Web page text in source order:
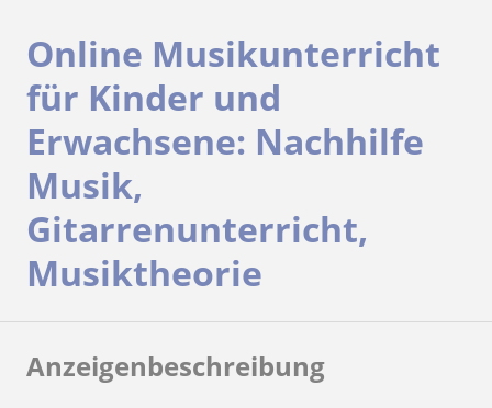
Online Musikunterricht
für Kinder und
Erwachsene: Nachhilfe
Musik,
Gitarrenunterricht,
Musiktheorie
Anzeigenbeschreibung